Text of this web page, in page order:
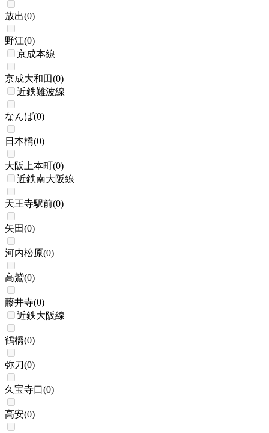
放出(0)
野江(0)
京成本線
京成大和田(0)
近鉄難波線
なんば(0)
日本橋(0)
大阪上本町(0)
近鉄南大阪線
天王寺駅前(0)
矢田(0)
河内松原(0)
高鷲(0)
藤井寺(0)
近鉄大阪線
鶴橋(0)
弥刀(0)
久宝寺口(0)
高安(0)